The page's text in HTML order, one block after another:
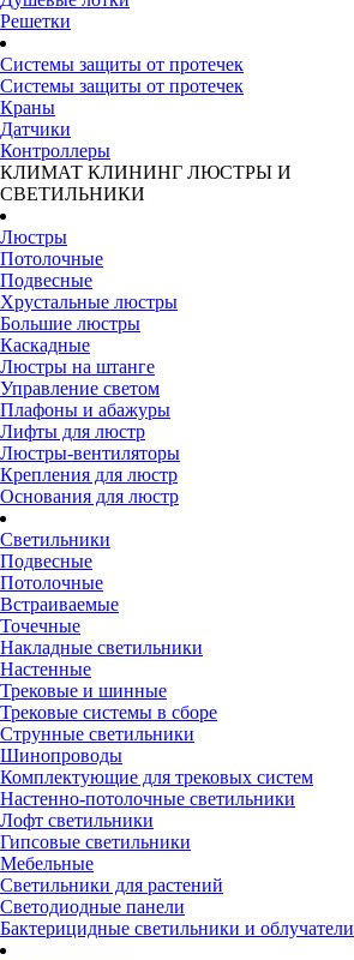
Решетки
Системы защиты от протечек
Системы защиты от протечек
Краны
Датчики
Контроллеры
КЛИМАТ КЛИНИНГ ЛЮСТРЫ И
СВЕТИЛЬНИКИ
Люстры
Потолочные
Подвесные
Хрустальные люстры
Большие люстры
Каскадные
Люстры на штанге
Управление светом
Плафоны и абажуры
Лифты для люстр
Люстры-вентиляторы
Крепления для люстр
Основания для люстр
Светильники
Подвесные
Потолочные
Встраиваемые
Точечные
Накладные светильники
Настенные
Трековые и шинные
Трековые системы в сборе
Струнные светильники
Шинопроводы
Комплектующие для трековых систем
Настенно-потолочные светильники
Лофт светильники
Гипсовые светильники
Мебельные
Светильники для растений
Светодиодные панели
Бактерицидные светильники и облучатели